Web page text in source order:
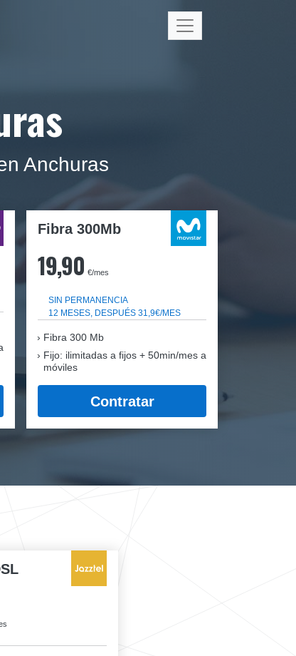
Anchuras
Fibra 300Mb
19,90 €/mes
SIN PERMANENCIA
12 MESES, DESPUÉS 31,9€/MES
Fibra 300 Mb
Fijo: ilimitadas a fijos + 50min/mes a
móviles
Contratar